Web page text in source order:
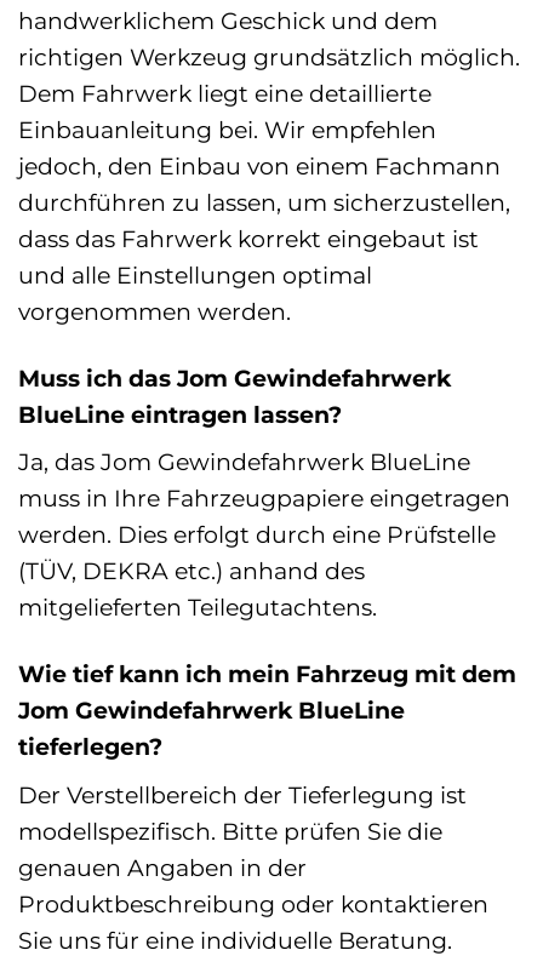
handwerklichem Geschick und dem
richtigen Werkzeug grundsätzlich möglich.
Dem Fahrwerk liegt eine detaillierte
Einbauanleitung bei. Wir empfehlen
jedoch, den Einbau von einem Fachmann
durchführen zu lassen, um sicherzustellen,
dass das Fahrwerk korrekt eingebaut ist
und alle Einstellungen optimal
vorgenommen werden.
Muss ich das Jom Gewindefahrwerk
BlueLine eintragen lassen?
Ja, das Jom Gewindefahrwerk BlueLine
muss in Ihre Fahrzeugpapiere eingetragen
werden. Dies erfolgt durch eine Prüfstelle
(TÜV, DEKRA etc.) anhand des
mitgelieferten Teilegutachtens.
Wie tief kann ich mein Fahrzeug mit dem
Jom Gewindefahrwerk BlueLine
tieferlegen?
Der Verstellbereich der Tieferlegung ist
modellspezifisch. Bitte prüfen Sie die
genauen Angaben in der
Produktbeschreibung oder kontaktieren
Sie uns für eine individuelle Beratung.